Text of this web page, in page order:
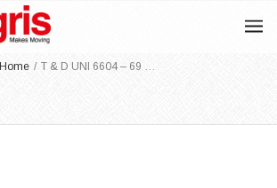
Home / T & D UNI 6604 – 69 …